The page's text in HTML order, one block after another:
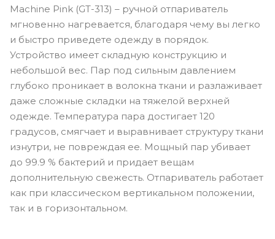
Machine Pink (GT-313) – ручной отпариватель
мгновенно нагревается, благодаря чему вы легко
и быстро приведете одежду в порядок.
Устройство имеет складную конструкцию и
небольшой вес. Пар под сильным давлением
глубоко проникает в волокна ткани и разлаживает
даже сложные складки на тяжелой верхней
одежде. Температура пара достигает 120
градусов, смягчает и выравнивает структуру ткани
изнутри, не повреждая ее. Мощный пар убивает
до 99.9 % бактерий и придает вещам
дополнительную свежесть. Отпариватель работает
как при классическом вертикальном положении,
так и в горизонтальном.